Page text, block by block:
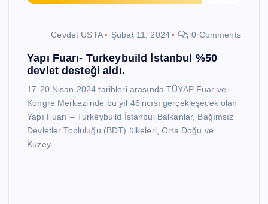
Cevdet USTA Şubat 11, 2024 0 Comments
Yapı Fuarı- Turkeybuild İstanbul %50
devlet desteği aldı.
17-20 Nisan 2024 tarihleri arasında TÜYAP Fuar ve
Kongre Merkezi’nde bu yıl 46’ncısı gerçekleşecek olan
Yapı Fuarı – Turkeybuild İstanbul Balkanlar, Bağımsız
Devletler Topluluğu (BDT) ülkeleri, Orta Doğu ve
Kuzey…